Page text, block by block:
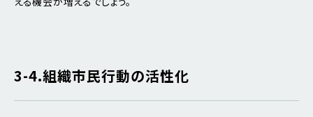
3-4.組織市民行動の活性化